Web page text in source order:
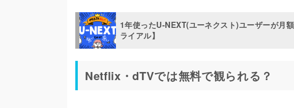
1年使ったU-NEXT(ユーネクスト)ユーザーが月
ライアル】
Netflix・dTVでは無料で観られる？